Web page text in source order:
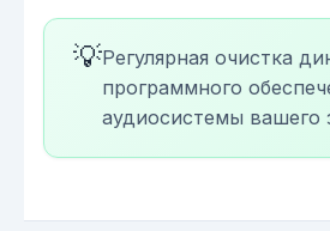
💡Регулярная очистка
программного
аудиосистемы